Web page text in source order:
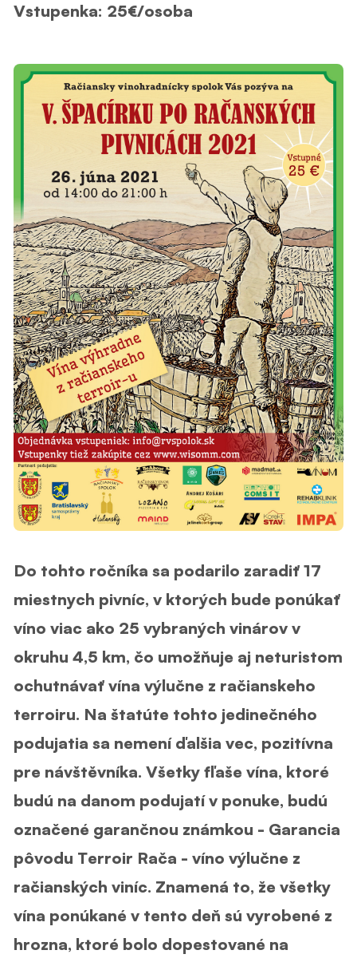
Vstupenka: 25€/osoba
Do tohto ročníka sa podarilo zaradiť 17
miestnych pivníc, v ktorých bude ponúkať
víno viac ako 25 vybraných vinárov v
okruhu 4,5 km, čo umožňuje aj neturistom
ochutnávať vína výlučne z račianskeho
terroiru. Na štatúte tohto jedinečného
podujatia sa nemení ďalšia vec, pozitívna
pre návštěvníka. Všetky fľaše vína, ktoré
budú na danom podujatí v ponuke, budú
označené garančnou známkou - Garancia
pôvodu Terroir Rača - víno výlučne z
račianských viníc. Znamená to, že všetky
vína ponúkané v tento deň sú vyrobené z
hrozna, ktoré bolo dopestované na